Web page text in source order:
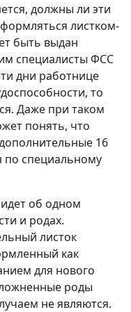
должны ли эти
листком-
быть выдан
специалисты ФСС
дни работнице
то
Даже при таком
понять, что
16
по специальному
об одном
и родах.
листок
как
для нового
роды
не являются.